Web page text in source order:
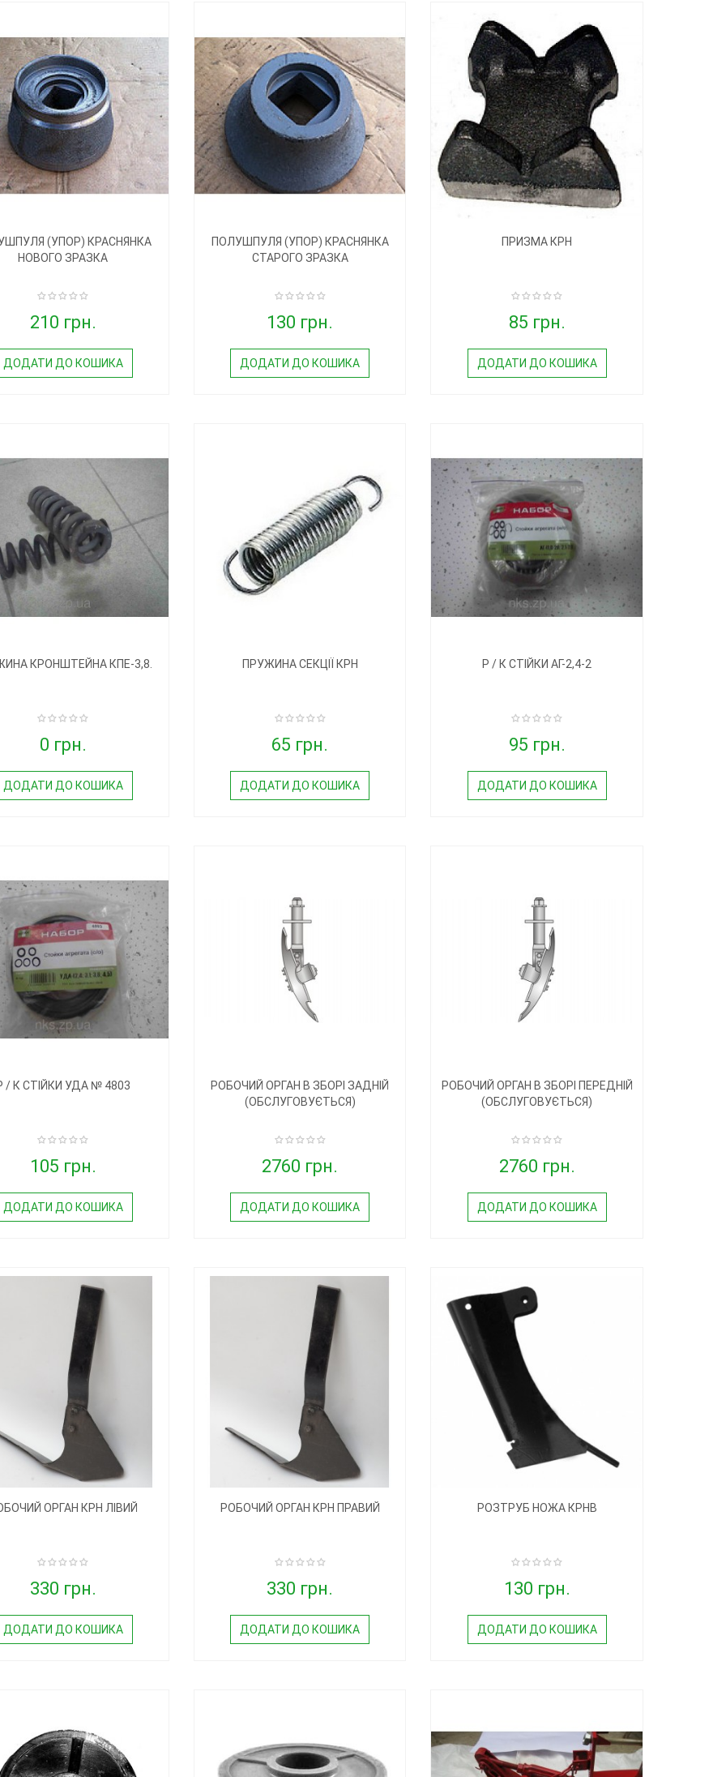
(УПОР) КРАСНЯНКА
НОВОГО ЗРАЗКА
210 грн.
ДОДАТИ ДО КОШИКА
ПОЛУШПУЛЯ (УПОР) КРАСНЯНКА
СТАРОГО ЗРАЗКА
130 грн.
ДОДАТИ ДО КОШИКА
ПРИЗМА КРН
85 грн.
ДОДАТИ ДО КОШИКА
КРОНШТЕЙНА КПЕ-3,8.
0 грн.
ДОДАТИ ДО КОШИКА
ПРУЖИНА СЕКЦІЇ КРН
65 грн.
ДОДАТИ ДО КОШИКА
Р / К СТІЙКИ АГ-2,4-2
95 грн.
ДОДАТИ ДО КОШИКА
/ К СТІЙКИ УДА № 4803
105 грн.
ДОДАТИ ДО КОШИКА
РОБОЧИЙ ОРГАН В ЗБОРІ ЗАДНІЙ
(ОБСЛУГОВУЄТЬСЯ)
2760 грн.
ДОДАТИ ДО КОШИКА
РОБОЧИЙ ОРГАН В ЗБОРІ ПЕРЕДНІЙ
(ОБСЛУГОВУЄТЬСЯ)
2760 грн.
ДОДАТИ ДО КОШИКА
ОРГАН КРН ЛІВИЙ
330 грн.
ДОДАТИ ДО КОШИКА
РОБОЧИЙ ОРГАН КРН ПРАВИЙ
330 грн.
ДОДАТИ ДО КОШИКА
РОЗТРУБ НОЖА КРНВ
130 грн.
ДОДАТИ ДО КОШИКА